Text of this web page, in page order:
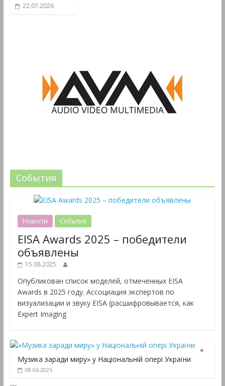
22.07.2026
События
Новости События
EISA Awards 2025 – победители
объявлены
15.08.2025
Опубликован список моделей, отмеченных EISA
Awards в 2025 году. Ассоциация экспертов по
визуализации и звуку EISA (расшифровывается, как
Expert Imaging
«
Музика заради миру» у Національній опері України
08.06.2025